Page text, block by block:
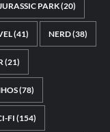
PARK(20)
(41) NERD(38)
(21)
(78)
FI(154)